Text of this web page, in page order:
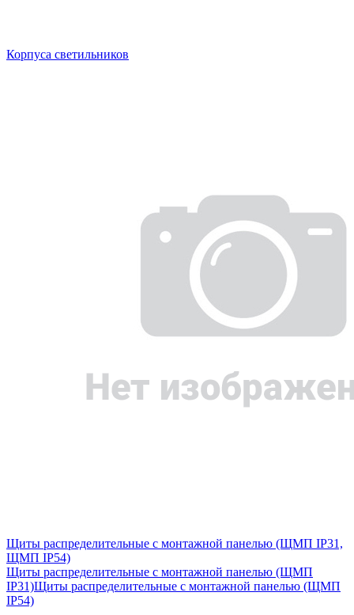
Корпуса светильников
Щиты распределительные с монтажной панелью (ЩМП IP31,
ЩМП IP54)
Щиты распределительные с монтажной панелью (ЩМП
IP31)Щиты распределительные с монтажной панелью (ЩМП
IP54)